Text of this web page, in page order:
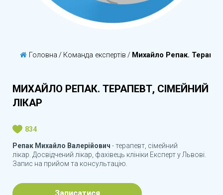
Головна / Команда експертів / Михайло Репак.
МИХАЙЛО РЕПАК. ТЕРАПЕВТ, СІМЕЙНИЙ
ЛІКАР
834
Репак Михайло Валерійович - терапевт, сімейний
лікар. Досвідчений лікар, фахівець клініки Експерт у Львові.
Запис на прийом та консультацію.
Записатися